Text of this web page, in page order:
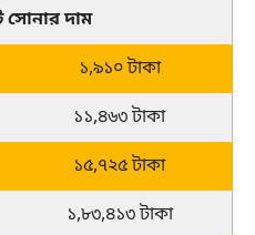
সোনার দাম
১,৯১০ টাকা
১১,৪৬৩ টাকা
১৫,৭২৫ টাকা
১,৮৩,৪১৩ টাকা